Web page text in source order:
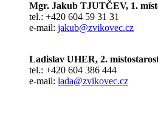
Mgr. Jakub TJUTČEV, 1.
tel.: +420 604 59 31 31
e-mail: jakub@zvikovec.cz
Ladislav UHER, 2.
tel.: +420 604 386 444
e-mail: lada@zvikovec.cz